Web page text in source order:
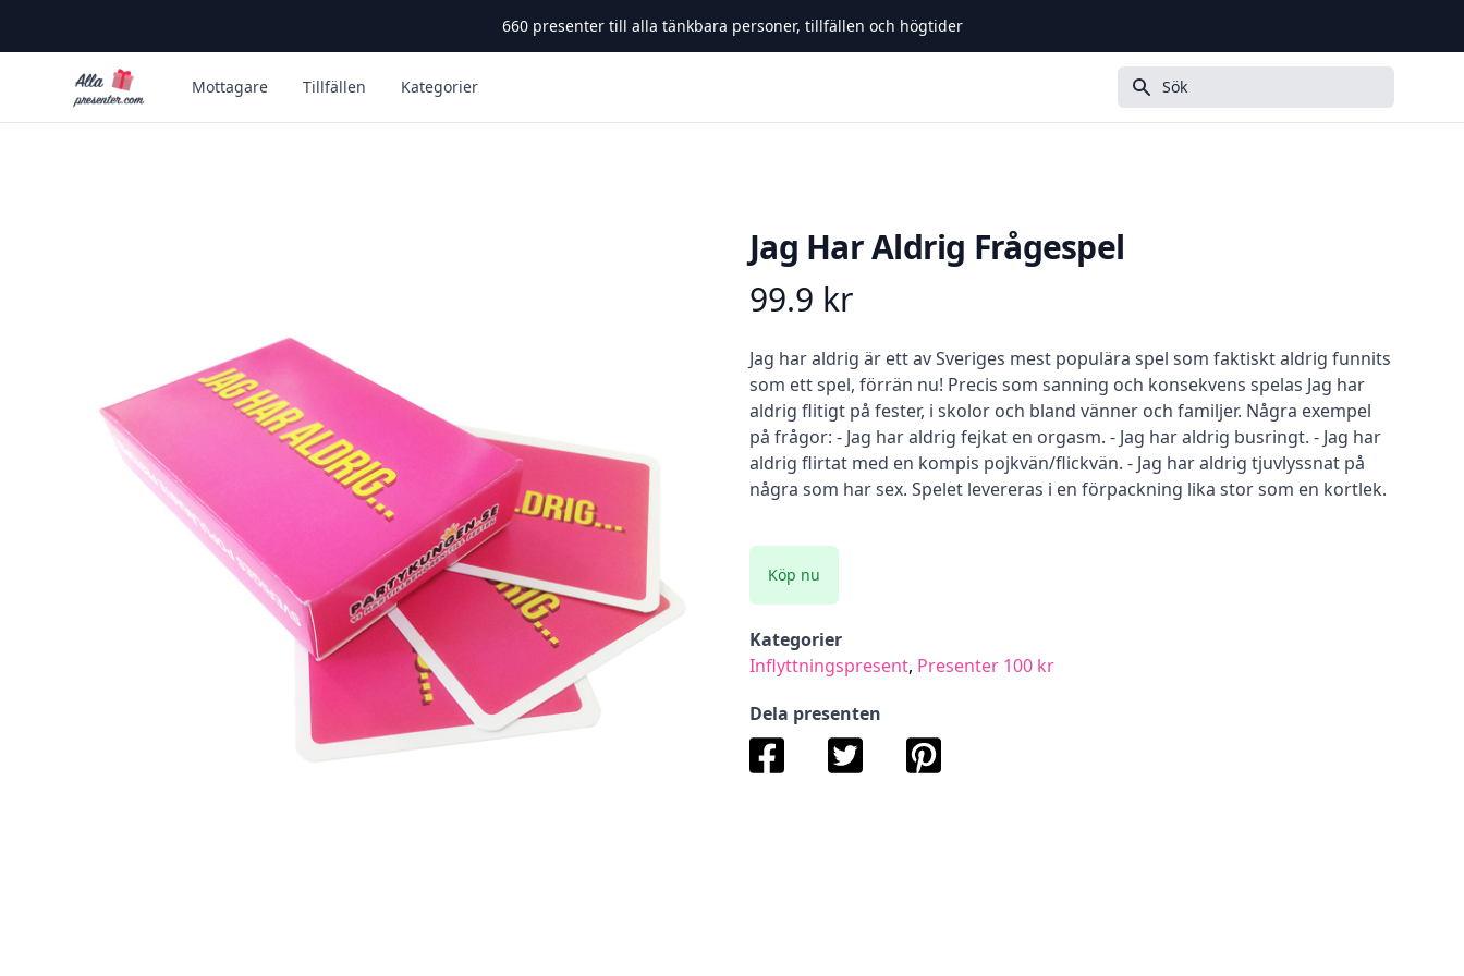
660presenter till alla tänkbara personer, tillfällen och högtider
Alla Presenter Mottagare Tillfällen Kategorier Sök
Jag Har Aldrig Frågespel
Product information
99.9 kr
Beskrivning
Jag har aldrig är ett av Sveriges mest populära spel som faktiskt aldrig funnits
som ett spel, förrän nu! Precis som sanning och konsekvens spelas Jag har
aldrig flitigt på fester, i skolor och bland vänner och familjer. Några exempel
på frågor: - Jag har aldrig fejkat en orgasm. - Jag har aldrig busringt. - Jag har
aldrig flirtat med en kompis pojkvän/flickvän. - Jag har aldrig tjuvlyssnat på
några som har sex. Spelet levereras i en förpackning lika stor som en kortlek.
Köp nu
Kategorier
Inflyttningspresent, Presenter 100 kr
Dela presenten